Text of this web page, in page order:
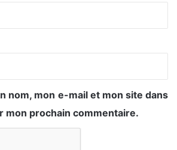
nom, mon e-mail et mon site dans
mon prochain commentaire.